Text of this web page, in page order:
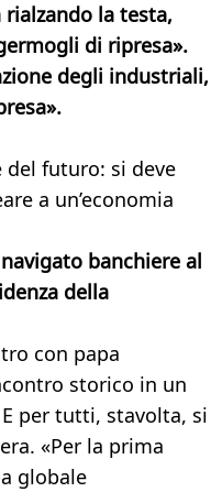
la testa,
di ripresa».
degli industriali,
del futuro: si deve
a un’economia
banchiere al
della
con papa
storico in un
per tutti, stavolta, si
«Per la prima
globale